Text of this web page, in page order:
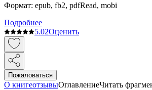
Формат: epub, fb2, pdfRead, mobi
Подробнее
5.02Оценить
Пожаловаться
О книгеотзывыОглавлениеЧитать